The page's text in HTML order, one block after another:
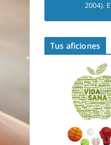
2004).
Tus aficiones